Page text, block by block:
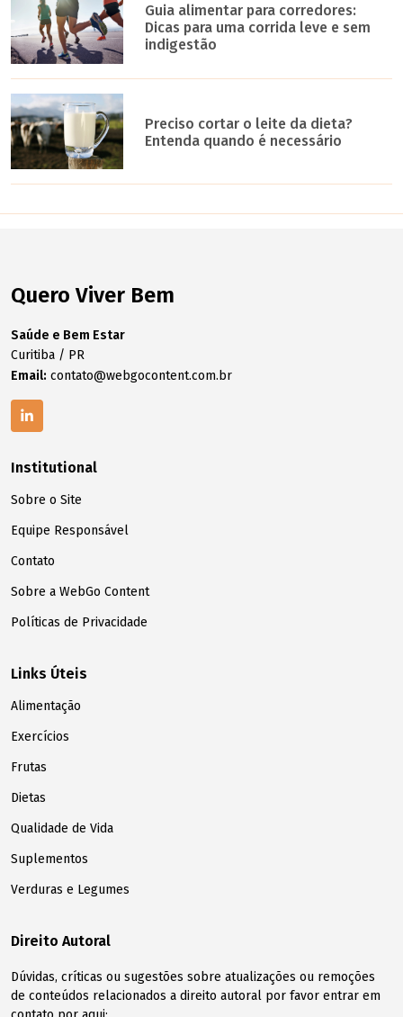
Guia alimentar para corredores:
Dicas para uma corrida leve e sem
indigestão
Preciso cortar o leite da dieta?
Entenda quando é necessário
Quero Viver Bem
Saúde e Bem Estar
Curitiba / PR
Email: contato@webgocontent.com.br
Institutional
Sobre o Site
Equipe Responsável
Contato
Sobre a WebGo Content
Políticas de Privacidade
Links Úteis
Alimentação
Exercícios
Frutas
Dietas
Qualidade de Vida
Suplementos
Verduras e Legumes
Direito Autoral
Dúvidas, críticas ou sugestões sobre atualizações ou remoções
de conteúdos relacionados a direito autoral por favor entrar em